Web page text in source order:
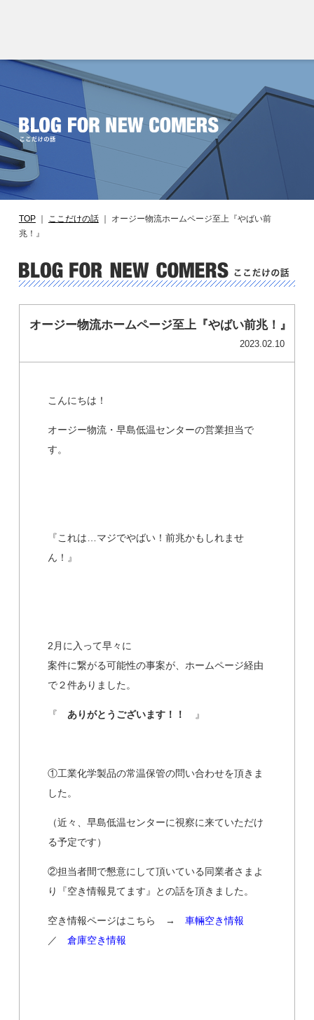
TOP｜ ここだけの話｜ オージー物流ホームページ至上『やばい前
兆！』
オージー物流ホームページ至上『やばい前兆！』
2023.02.10
こんにちは！
オージー物流・早島低温センターの営業担当で
す。
『これは…マジでやばい！前兆かもしれませ
ん！』
2月に入って早々に
案件に繋がる可能性の事案が、ホームページ経由
で２件ありました。
『 ありがとうございます！！ 』
①工業化学製品の常温保管の問い合わせを頂きま
した。
（近々、早島低温センターに視察に来ていただけ
る予定です）
②担当者間で懇意にして頂いている同業者さまよ
り『空き情報見てます』との話を頂きました。
空き情報ページはこちら → 車輛空き情報
／ 倉庫空き情報